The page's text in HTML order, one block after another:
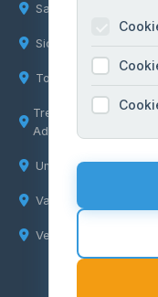
Sardegna
Sicilia
Toscana
Trentino-Alto
Adige
Umbria
Valle d'Aosta
Veneto